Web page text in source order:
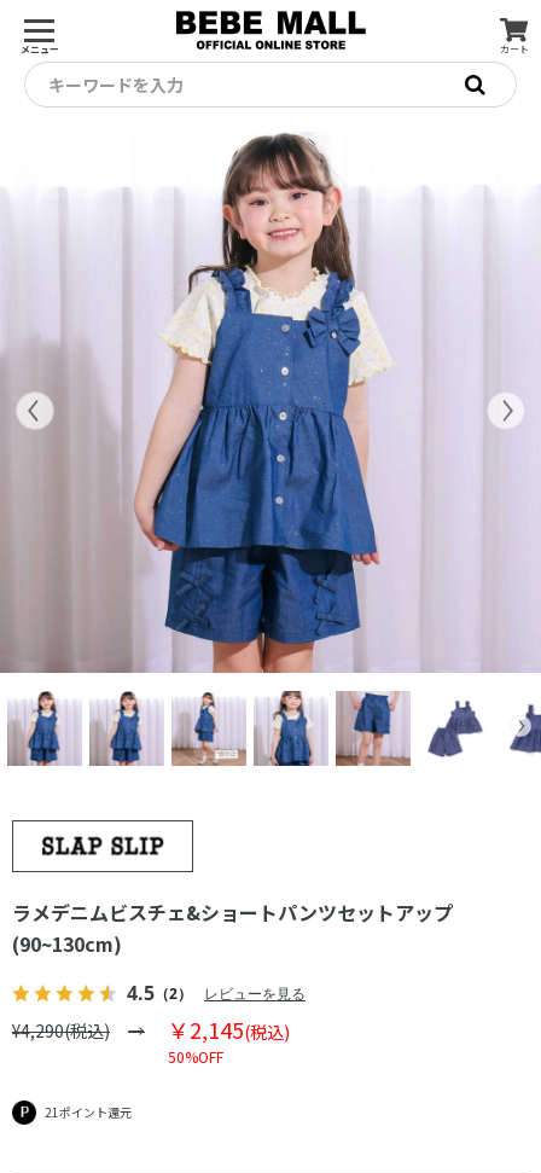
メニュー カート
キーワードを入力
ラメデニムビスチェ&ショートパンツセットアップ
(90~130cm)
4.5 （2） レビューを見る
¥4,290(税込) ￥2,145(税込)
50%OFF
21ポイント還元